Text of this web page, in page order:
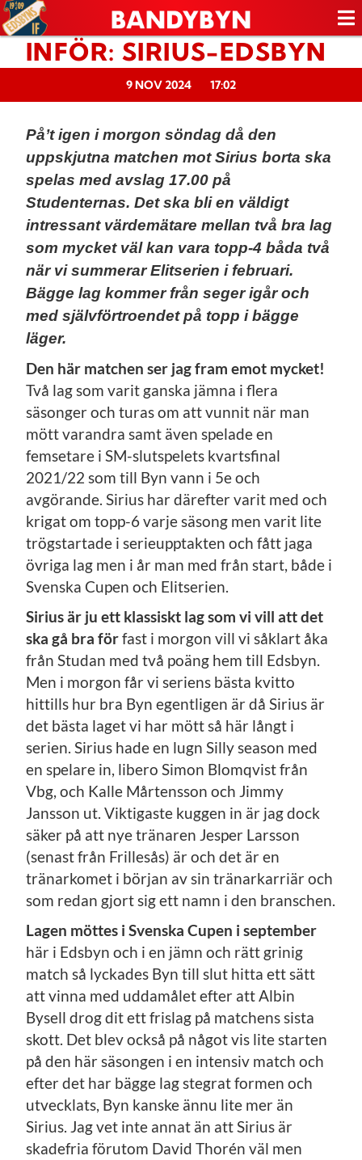
INFÖR: SIRIUS-EDSBYN
9 NOV 2024 17:02
På’t igen i morgon söndag då den
uppskjutna matchen mot Sirius borta ska
spelas med avslag 17.00 på
Studenternas. Det ska bli en väldigt
intressant värdemätare mellan två bra lag
som mycket väl kan vara topp-4 båda två
när vi summerar Elitserien i februari.
Bägge lag kommer från seger igår och
med självförtroendet på topp i bägge
läger.
Den här matchen ser jag fram emot mycket!
Två lag som varit ganska jämna i flera
säsonger och turas om att vunnit när man
mött varandra samt även spelade en
femsetare i SM-slutspelets kvartsfinal
2021/22 som till Byn vann i 5e och
avgörande. Sirius har därefter varit med och
krigat om topp-6 varje säsong men varit lite
trögstartade i serieupptakten och fått jaga
övriga lag men i år man med från start, både i
Svenska Cupen och Elitserien.
Sirius är ju ett klassiskt lag som vi vill att det
ska gå bra förfast i morgon vill vi såklart åka
från Studan med två poäng hem till Edsbyn.
Men i morgon får vi seriens bästa kvitto
hittills hur bra Byn egentligen är då Sirius är
det bästa laget vi har mött så här långt i
serien. Sirius hade en lugn Silly season med
en spelare in, libero Simon Blomqvist från
Vbg, och Kalle Mårtensson och Jimmy
Jansson ut. Viktigaste kuggen in är jag dock
säker på att nye tränaren Jesper Larsson
(senast från Frillesås) är och det är en
tränarkomet i början av sin tränarkarriär och
som redan gjort sig ett namn i den branschen.
Lagen möttes i Svenska Cupen i september
här i Edsbyn och i en jämn och rätt grinig
match så lyckades Byn till slut hitta ett sätt
att vinna med uddamålet efter att Albin
Bysell drog dit ett frislag på matchens sista
skott. Det blev också på något vis lite starten
på den här säsongen i en intensiv match och
efter det har bägge lag stegrat formen och
utvecklats, Byn kanske ännu lite mer än
Sirius. Jag vet inte annat än att Sirius är
skadefria förutom David Thorén väl men